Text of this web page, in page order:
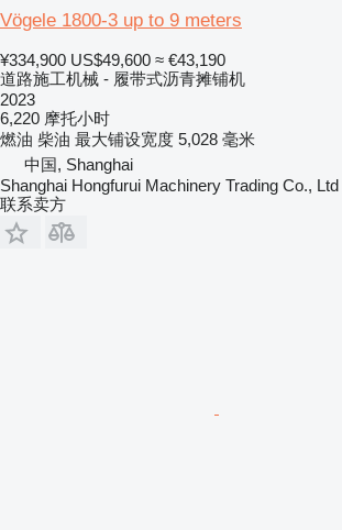
Vögele 1800-3 up to 9 meters
¥334,900 US$49,600 ≈ €43,190
道路施工机械 - 履带式沥青摊铺机
2023
6,220 摩托小时
燃油 柴油 最大铺设宽度 5,028 毫米
中国, Shanghai
Shanghai Hongfurui Machinery Trading Co., Ltd
联系卖方